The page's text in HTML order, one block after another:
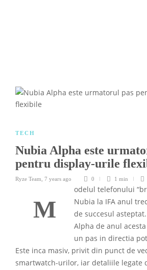
TECH
Nubia Alpha este
pentru display-urile
Ryze Team 7 years ago 0 1 min
M
odelul telefonului
Nubia la IFA anul
de succesul
Alpha de anul
un pas in directia
Este inca masiv, privit din punct de
smartwatch-urilor, iar detaliile legate